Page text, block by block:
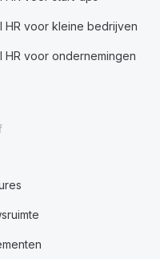
HR voor kleine bedrijven
HR voor ondernemingen